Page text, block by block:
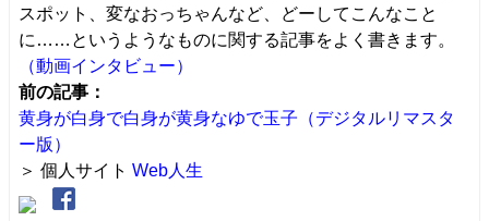
スポット、変なおっちゃんなど、どーしてこんなこと
に……というようなものに関する記事をよく書きます。
（動画インタビュー）
前の記事：
黄身が白身で白身が黄身なゆで玉子（デジタルリマスタ
ー版）
＞ 個人サイト Web人生